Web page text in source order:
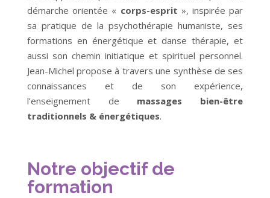
démarche orientée « corps-esprit », inspirée par
sa pratique de la psychothérapie humaniste, ses
formations en énergétique et danse thérapie, et
aussi son chemin initiatique et spirituel personnel.
Jean-Michel propose à travers une synthèse de ses
connaissances et de son expérience,
l’enseignement de massages bien-être
traditionnels & énergétiques.
Notre objectif de
formation